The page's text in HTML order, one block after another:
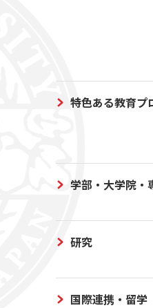
特色ある教育プ
学部・大学院・
研究
国際連携・留学